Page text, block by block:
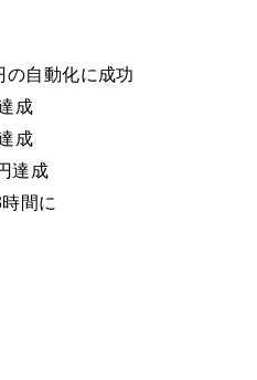
の自動化に成功
成
成
達成
間に